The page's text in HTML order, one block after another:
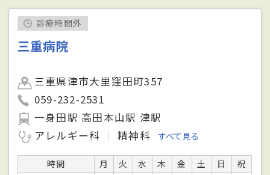
診療時間外
三重病院
三重県津市大里窪田町357
059-232-2531
一身田駅 高田本山駅 津駅
アレルギー科
精神科 すべて見る
時間 月 火 水 木 金 土 日
祝